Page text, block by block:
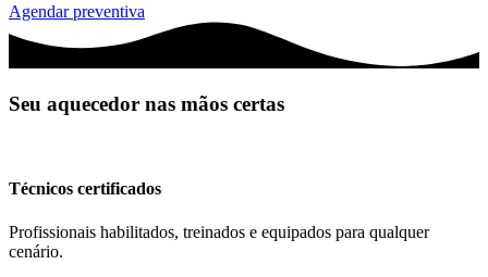
Agendar preventiva
Seu aquecedor nas mãos certas
Técnicos certificados
Profissionais habilitados, treinados e equipados para qualquer
cenário.